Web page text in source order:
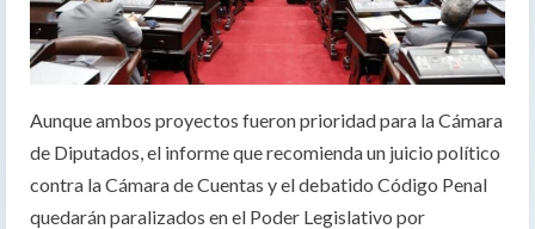
Aunque ambos proyectos fueron prioridad para la Cámara
de Diputados, el informe que recomienda un juicio político
contra la Cámara de Cuentas y el debatido Código Penal
quedarán paralizados en el Poder Legislativo por